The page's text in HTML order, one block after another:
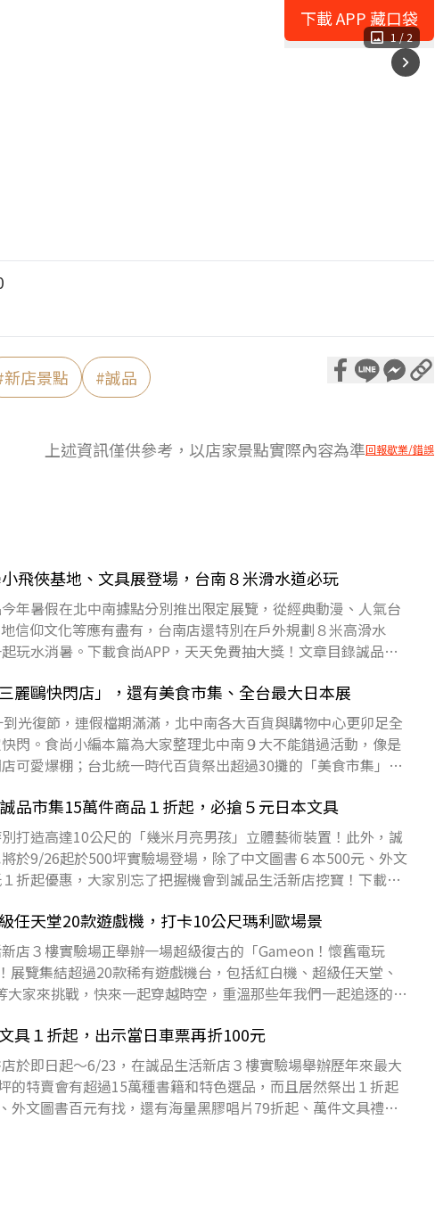
1 / 2
新店景點 #誠品
下載 APP 藏口袋
上述資訊僅供參考，以店家景點實際內容為準回報歇業/錯誤
飛俠基地、文具展登場，台南８米滑水道必玩
年暑假在北中南據點分別推出限定展覽，從經典動漫、人氣台
信仰文化等應有盡有，台南店還特別在戶外規劃８米高滑水
玩水消暑。下載食尚APP，天天免費抽大獎！文章目錄誠品生
麗鷗快閃店」，還有美食市集、全台最大日本展
光復節，連假檔期滿滿，北中南各大百貨與購物中心更卯足全
閃。食尚小編本篇為大家整理北中南９大不能錯過活動，像是
可愛爆棚；台北統一時代百貨祭出超過30攤的「美食市集」，
品市集15萬件商品１折起，必搶５元日本文具
打造高達10公尺的「幾米月亮男孩」立體藝術裝置！此外，誠
於9/26起於500坪實驗場登場，除了中文圖書６本500元、外文
折起優惠，大家別忘了把握機會到誠品生活新店挖寶！下載食
任天堂20款遊戲機，打卡10公尺瑪利歐場景
店３樓實驗場正舉辦一場超級復古的「Gameon！懷舊電玩
覽集結超過20款稀有遊戲機台，包括紅白機、超級任天堂、
家來挑戰，快來一起穿越時空，重溫那些年我們一起追逐的電
具１折起，出示當日車票再折100元
於即日起～6/23，在誠品生活新店３樓實驗場舉辦歷年來最大
的特賣會有超過15萬種書籍和特色選品，而且居然祭出１折起
外文圖書百元有找，還有海量黑膠唱片79折起、萬件文具禮品